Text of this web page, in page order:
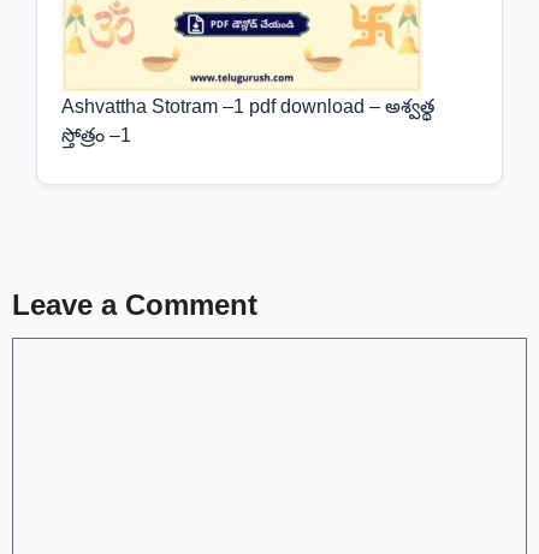
Ashvattha Stotram –1 pdf download – అశ్వత్థ
స్తోత్రం –1
Leave a Comment